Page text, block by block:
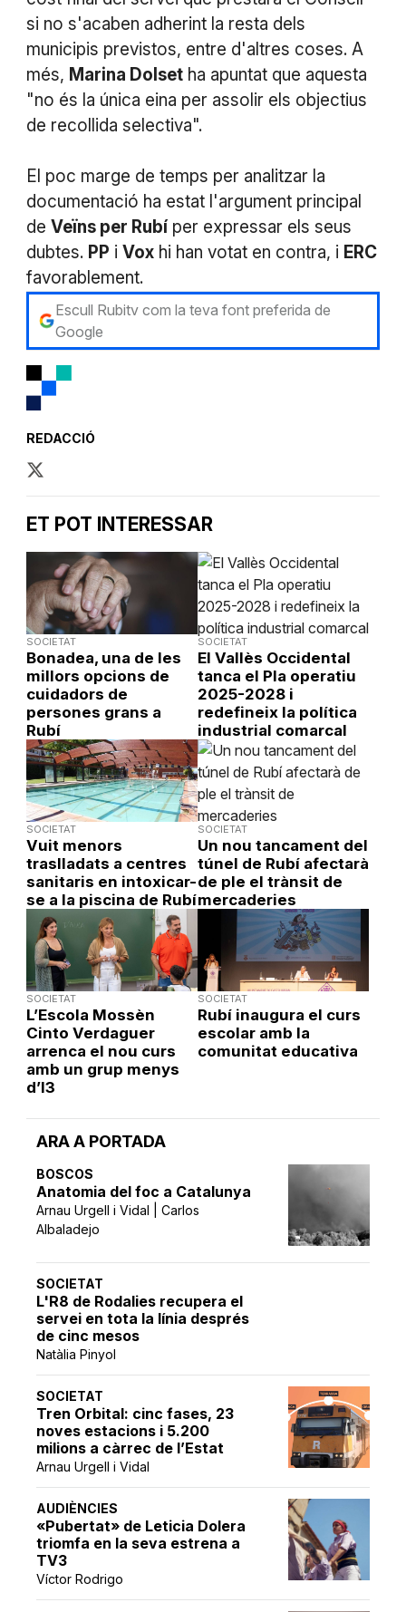
ARA A PORTADA
BOSCOS
Anatomia del foc a Catalunya
Arnau Urgell i Vidal | Carlos
Albaladejo
SOCIETAT
L'R8 de Rodalies recupera el
servei en tota la línia després
de cinc mesos
Natàlia Pinyol
SOCIETAT
Tren Orbital: cinc fases, 23
noves estacions i 5.200
milions a càrrec de l’Estat
Arnau Urgell i Vidal
AUDIÈNCIES
«Pubertat» de Leticia Dolera
triomfa en la seva estrena a
TV3
Víctor Rodrigo
si no s'acaben adherint la resta dels
municipis previstos, entre d'altres coses. A
més, Marina Dolsetha apuntat que aquesta
"no és la única eina per assolir els objectius
de recollida selectiva".
El poc marge de temps per analitzar la
documentació ha estat l'argument principal
de Veïns per Rubíper expressar els seus
dubtes. PP i Voxhi han votat en contra, i ERC
favorablement.
Escull Rubitv com la teva font preferida de
Google
REDACCIÓ
ET POT INTERESSAR
SOCIETAT
Bonadea, una de les
millors opcions de
cuidadors de
persones grans a
Rubí
SOCIETAT
El Vallès Occidental
tanca el Pla operatiu
2025-2028 i
redefineix la política
industrial comarcal
SOCIETAT
Vuit menors
traslladats a centres
sanitaris en intoxicar-
se a la piscina de Rubí
SOCIETAT
Un nou tancament del
túnel de Rubí afectarà
de ple el trànsit de
mercaderies
SOCIETAT
L’Escola Mossèn
Cinto Verdaguer
arrenca el nou curs
amb un grup menys
d’I3
SOCIETAT
Rubí inaugura el curs
escolar amb la
comunitat educativa